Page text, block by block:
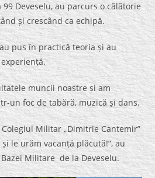
Deveselu, au parcurs o călătorie
și crescând ca echipă.
pus în practică teoria și au
muncii noastre și am
un foc de tabără, muzică și dans.
Militar „Dimitrie Cantemir”
le urăm vacanță plăcută!”, au
Militare de la Deveselu.